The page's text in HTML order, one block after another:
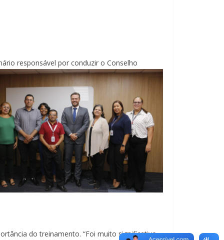
responsável por conduzir o Conselho
do treinamento. “Foi muito significativo